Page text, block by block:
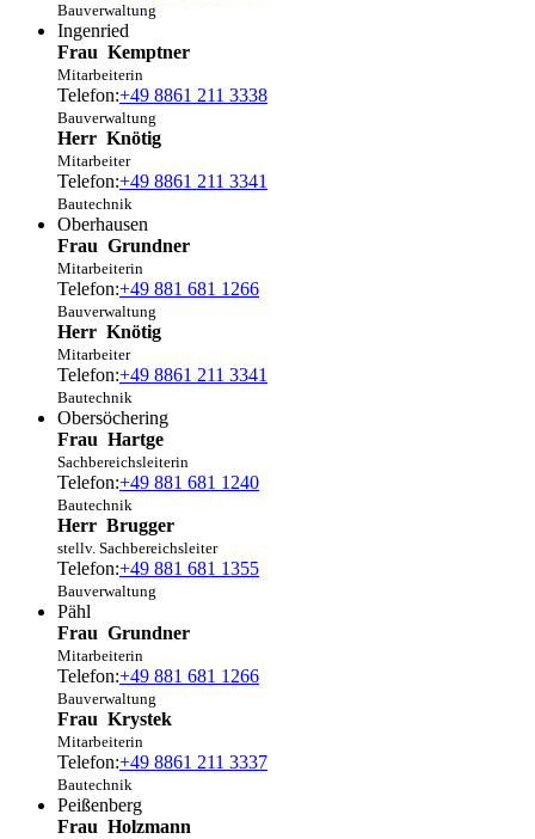
Bauverwaltung
Ingenried
Frau Kemptner
Mitarbeiterin
Telefon:+49 8861 211 3338
Bauverwaltung
Herr Knötig
Mitarbeiter
Telefon:+49 8861 211 3341
Bautechnik
Oberhausen
Frau Grundner
Mitarbeiterin
Telefon:+49 881 681 1266
Bauverwaltung
Herr Knötig
Mitarbeiter
Telefon:+49 8861 211 3341
Bautechnik
Obersöchering
Frau Hartge
Sachbereichsleiterin
Telefon:+49 881 681 1240
Bautechnik
Herr Brugger
stellv. Sachbereichsleiter
Telefon:+49 881 681 1355
Bauverwaltung
Pähl
Frau Grundner
Mitarbeiterin
Telefon:+49 881 681 1266
Bauverwaltung
Frau Krystek
Mitarbeiterin
Telefon:+49 8861 211 3337
Bautechnik
Peißenberg
Frau Holzmann